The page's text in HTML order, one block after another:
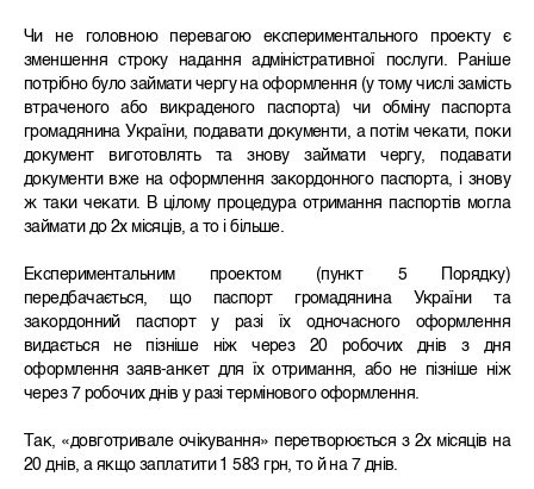
Чи не головною перевагою експериментального проекту є
зменшення строку надання адміністративної послуги. Раніше
потрібно було займати чергу на оформлення (у тому числі замість
втраченого або викраденого паспорта) чи обміну паспорта
громадянина України, подавати документи, а потім чекати, поки
документ виготовлять та знову займати чергу, подавати
документи вже на оформлення закордонного паспорта, і знову
ж таки чекати. В цілому процедура отримання паспортів могла
займати до 2х місяців, а то і більше.
Експериментальним проектом (пункт 5 Порядку)
передбачається, що паспорт громадянина України та
закордонний паспорт у разі їх одночасного оформлення
видається не пізніше ніж через 20 робочих днів з дня
оформлення заяв-анкет для їх отримання, або не пізніше ніж
через 7 робочих днів у разі термінового оформлення.
Так, «довготривале очікування» перетворюється з 2х місяців на
20 днів, а якщо заплатити 1 583 грн, то й на 7 днів.